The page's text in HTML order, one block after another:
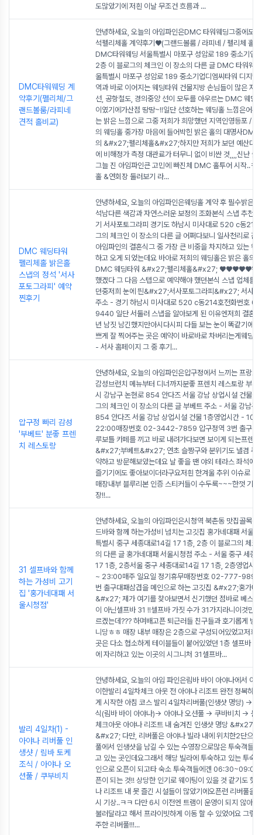
도많았기에 저흰 이날 무조건 흐름과 ...
DMC타워웨딩 계
약후기(펠리체/그
랜드볼룸/라피네
견적 홀비교)
안녕하세요, 오늘의 아임파인은DMC 타워웨딩그중에도
석펠리체홀 계약후기♥(그랜드볼룸 / 라피네 / 펠리체 홀
DMC타워웨딩 서울특별시 마포구 성암로 189 중소기업
2층 이 블로그의 체크인 이 장소의 다른 글 DMC 타워웨
울특별시 마포구 성암로 189 중소기업디엠씨타워 디지털
역과 바로 이어지는 웨딩타워 건물지방 손님들이 많은 저
선, 공항철도, 경의중앙 선이 모두를 아우르는 DMC 웨딩
이였기에가산점 땅땅~!!일단 선호하는 웨딩홀 느낌은어두
는 밝은 느낌으로 그중 저희가 희망했던 지역인영등포 / 마
의 웨딩홀 중가장 마음에 들어박힌 밝은 홀의 대명사DMC
의 &#x27;펠리체홀&#x27;하지만 저희가 보던 예산대
에 비해정가 측정 대관료가 터무니 없이 비싼 것,,,,신난 슬
그늘 진 아임파인큰 고민에 빠진체 DMC 홀투어 시작..ㅋ
홀 &연회장 둘러보기 라...
DMC 웨딩타워
펠리체홀 밝은홀
스냅의 정석 '서사
포토그라피' 예약
찐후기
안녕하세요, 오늘의 아임파인은웨딩홀 계약 후 필수밝은
석남다른 색감과 자연스러운 보정의 조화본식 스냅 추천
기 서사포토그라피 경기도 하남시 미사대로 520 c동214
그의 체크인 이 장소의 다른 글 어쩌다보니 일사천리로 진
아임파인의 결혼식그 중 가장 큰 비중을 차지하고 있는 웨
하고 오게 되었는데요 바아로 저희의 웨딩홀은 밝은 홀의
DMC 웨딩타워 &#x27;펠리체홀&#x27; ♥♥♥♥♥웨딩
했겠다 그 다음 스텝으로 예약해야 했던본식 스냅 업체를
던중저희 눈에 띈&#x27;서사포토그라피&#x27; 서사포
주소 - 경기 하남시 미사대로 520 c동214호전화번호
9440 일단 서둘러 스냅을 알아보게 된 이유엔저희 결혼
년 남짓 남긴했지만아시다시피 다들 보는 눈이 똑같기에
쁘게 잘 찍어주는 곳은 예약이 바로바로 차버리는게웨딩
- 서사 홈페이지 그 중 후기 ...
압구정 빠리 감성
'부베트' 분좋 프렌
치 레스토랑
안녕하세요, 오늘의 아임파인은압구정에서 느끼는 프랑스
감성브런치 메뉴부터 디너까지분좋 프렌치 레스토랑 부베
시 강남구 논현로 854 안다즈 서울 강남 상업시설 건물 1
그의 체크인 이 장소의 다른 글 부베트 주소 - 서울 강남구
854 안다즈 서울 강남 상업시설 건물 1층영업시간 -
22:00매장번호 02-3442-7859 압구정역 3번 출구 바
루보틀 카페를 끼고 바로 내려가다보면 보이게 되는프렌
&#x27;부베트&#x27; 연초 슬짱구와 분위기도 낼겸 주
약하고 방문해보았는데요 날 좋을 땐 야외 테라스 좌석에
즐기기에도 좋아보이더라구요저흰 한겨울 추위 이슈로 바
매장내부 블루리본 인증 스티커들이 수두룩~~~한껏 기대
장!!...
31 셀프바와 함께
하는 가성비 고기
집 '홍가네대패 서
울시청점'
안녕하세요, 오늘의 아임파인은시청역 북촌동 맛집골목
드바와 함께 하는가성비 넘치는 고깃집 홍가네대패 서울
특별시 중구 세종대로14길 17 1층, 2층 이 블로그의 체크
의 다른 글 홍가네대패 서울시청점 주소 - 서울 중구 세종
17 1층, 2층서울 중구 세종대로14길 17 1층, 2층영업시
~ 23:00매주 일요일 정기휴무매장번호 02-777-9892
번 출구대패삼겹을 메인으로 하는 고깃집 &#x27;홍가네
&#x27; 제가 여기를 찾아보면서 신기했던 점바로 베스킨
이 아닌셀프바 31 !!셀프바 가짓 수가 31가지라니이것만
르겠는데??? 하며배고픈 퇴근러들 친구들과 호기롭게 방
니당ㅎㅎ 매장 내부 매장은 2층으로 구성되어있었고저희
곳은 다소 협소하게 테이블들이 붙어있었던 1층 셀프바 그
에 자리하고 있는 이곳의 시그니처 31셀프바...
발리 4일차(1) -
아야나 리버풀 인
생샷 / 림바 토케
조식 / 아야나 오
션풀 / 쿠부비치
안녕하세요, 오늘의 아임 파인은림바 바이 아야나에서 이
이한발리 4일차체크 아웃 전 아야나 리조트 완전 정복하
게 시작한 아침 코스 발리 4일차리버풀(인생샷 명당) → 토
식(림바 바이 아야나)→ 아야나 오션풀 → 쿠바비치 → 눈
체크아웃 아야나 리조트 내 숨겨진 인생샷 명당 &#x27;
&#x27; 다만, 리버풀은 아야나 빌라 내에 위치한2단으로
풀에서 인생샷을 남길 수 있는 수영장으로많은 투숙객들
고 있는 곳인데요그래서 해당 빌라에 투숙하고 있는 투숙
인으로 오픈이 되고타 숙소 투숙객들에겐 06:30~09:00
픈이 되는 것!! 상당한 인기로 웨이팅이 있을 것 같기도 했
나 리조트 내 못 즐긴 시설들이 많았기에오픈런 리버풀을
시 기상..ㅋㅋ 다만 6시 이전엔 트램이 운영이 되지 않아따
불러달라고 해서 프라이빗하게 이동 할 수 있었어요 그렇
주한 리버풀!!!...